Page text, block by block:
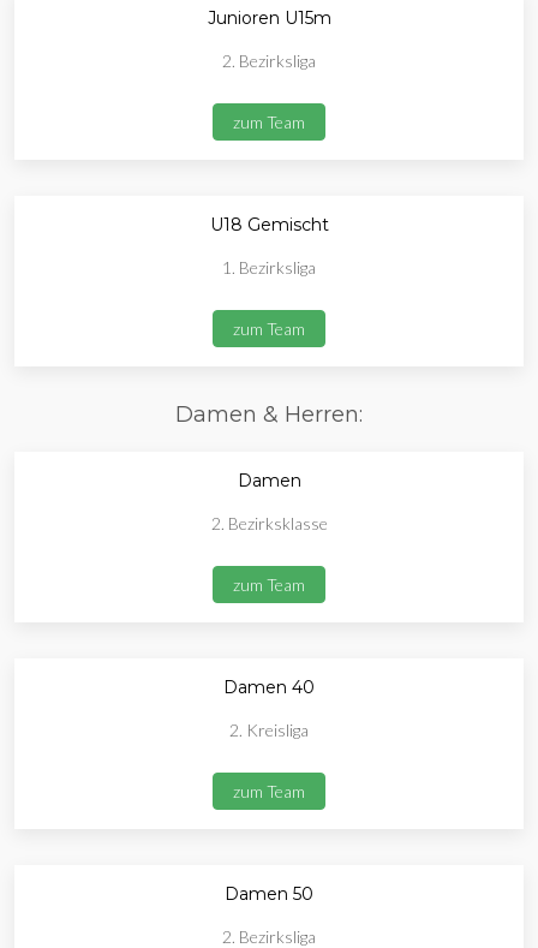
Junioren U15m
2. Bezirksliga
zum Team
U18 Gemischt
1. Bezirksliga
zum Team
Damen & Herren:
Damen
2. Bezirksklasse
zum Team
Damen 40
2. Kreisliga
zum Team
Damen 50
2. Bezirksliga